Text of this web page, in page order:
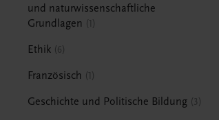
und naturwissenschaftliche
Grundlagen
1
Ethik 6
Französisch 1
Geschichte und Politische Bildung 3